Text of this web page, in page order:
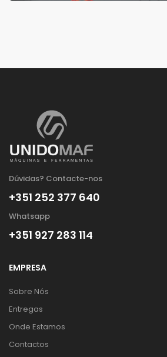
Dúvidas? Contacte-nos
+351 252 377 640
Whatsapp
+351 927 283 114
EMPRESA
Sobre Nós
Entregas
Onde Estamos
Contactos